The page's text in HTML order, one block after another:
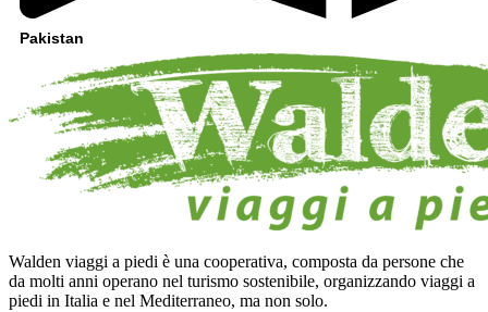
Pakistan
Walden viaggi a piedi è una cooperativa, composta da persone che
da molti anni operano nel turismo sostenibile, organizzando viaggi a
piedi in Italia e nel Mediterraneo, ma non solo.